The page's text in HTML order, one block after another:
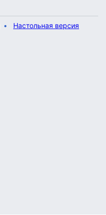
Настольная версия